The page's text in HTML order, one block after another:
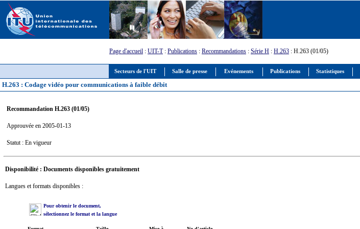
Secteurs de l'UIT Salle de presse Evénements Publications Statistiques
Page d'accueil : UIT-T: Publications : Recommandations : Série H : H.263 : H.263 (01/05)
H.263 : Codage vidéo pour communications à faible débit
Recommandation H.263 (01/05)
Approuvée en 2005-01-13
Statut : En vigueur
Disponibilité : Documents disponibles gratuitement
Langues et formats disponibles :
Pour obtenir le document,
sélectionnez le format et la langue